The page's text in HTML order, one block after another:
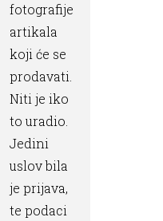
fotografije
artikala
koji će se
prodavati.
Niti je iko
to uradio.
Jedini
uslov bila
je prijava,
te podaci